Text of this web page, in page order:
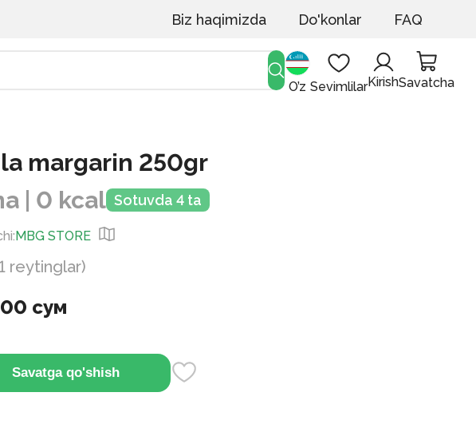
Biz haqimizda Do'konlar FAQ
O’z SevimlilarKirishSavatcha
margarin 250gr
| 0 kcal Sotuvda 4 ta
:MBG STORE
1 reytinglar)
сум
Savatga qo'shish